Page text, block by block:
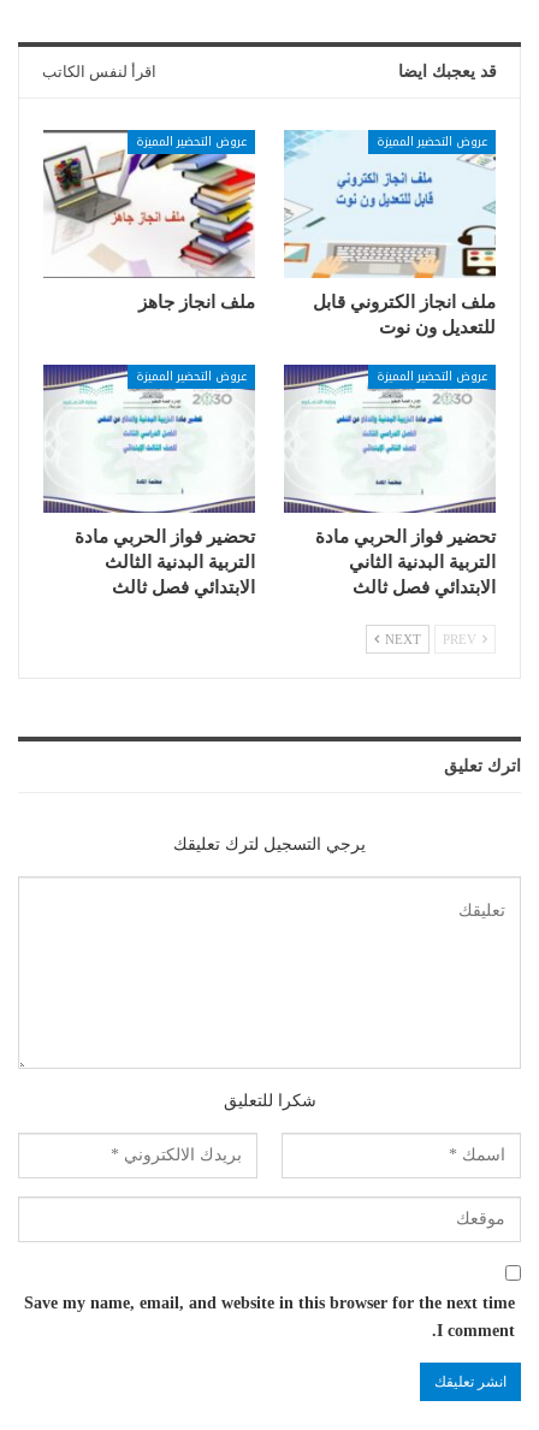
قد يعجبك ايضا اقرأ لنفس الكاتب
عروض التحضير المميزة
ملف انجاز الكتروني قابل
للتعديل ون نوت
عروض التحضير المميزة
ملف انجاز جاهز
عروض التحضير المميزة
تحضير فواز الحربي مادة
التربية البدنية الثاني
الابتدائي فصل ثالث
عروض التحضير المميزة
تحضير فواز الحربي مادة
التربية البدنية الثالث
الابتدائي فصل ثالث
NEXT
اترك تعليق
يرجي التسجيل لترك تعليقك
شكرا للتعليق
Save my name, email, and website in this browser for the next time
I comment.